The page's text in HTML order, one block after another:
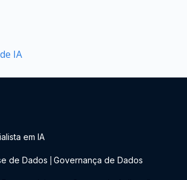
IA
em IA
de Dados Governança de Dados